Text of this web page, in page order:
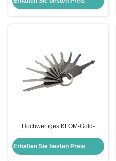
Boden Schlösser
Hochwertiges KLOM-Gold-
Testschlüssel
Erhalten Sie besten Preis